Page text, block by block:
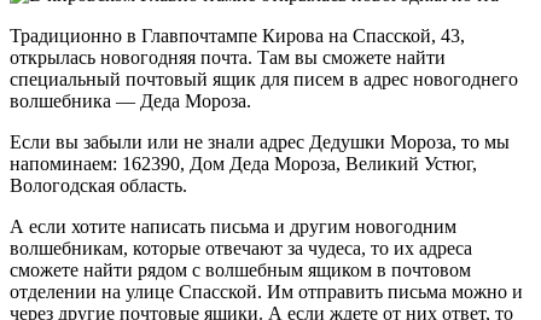
Традиционно в Главпочтампе Кирова на Спасской, 43,
открылась новогодняя почта. Там вы сможете найти
специальный почтовый ящик для писем в адрес новогоднего
волшебника — Деда Мороза.
Если вы забыли или не знали адрес Дедушки Мороза, то мы
напоминаем: 162390, Дом Деда Мороза, Великий Устюг,
Вологодская область.
А если хотите написать письма и другим новогодним
волшебникам, которые отвечают за чудеса, то их адреса
сможете найти рядом с волшебным ящиком в почтовом
отделении на улице Спасской. Им отправить письма можно и
через другие почтовые ящики. А если ждете от них ответ, то